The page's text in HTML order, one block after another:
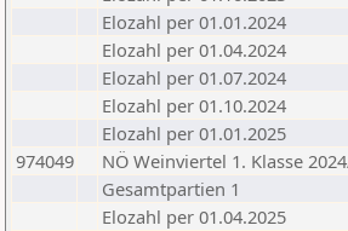
Elozahl per 01.01.2024
Elozahl per 01.04.2024
Elozahl per 01.07.2024
Elozahl per 01.10.2024
Elozahl per 01.01.2025
974049
NÖ Weinviertel 1. Klasse
Gesamtpartien 1
Elozahl per 01.04.2025